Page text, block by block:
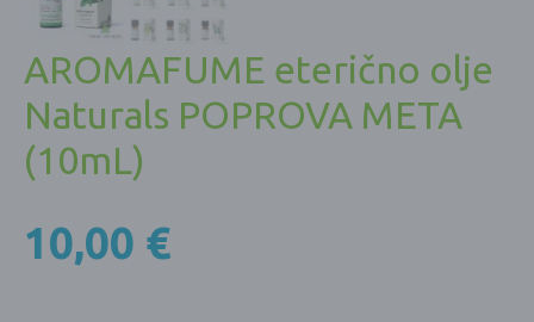
AROMAFUME eterično olje
Naturals POPROVA META
(10mL)
10,00 €